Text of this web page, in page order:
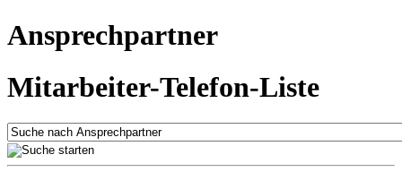
Ansprechpartner
Mitarbeiter-Telefon-Liste